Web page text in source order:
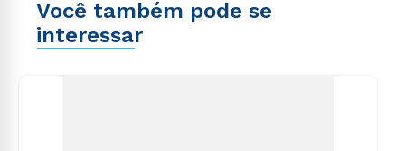
Você também pode se
interessar